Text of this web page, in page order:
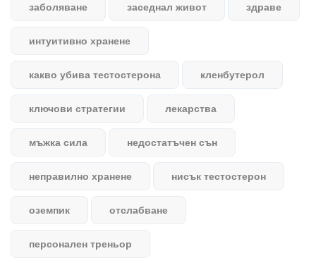
заболяване заседнал живот здраве
интуитивно хранене
какво убива тестостерона кленбутерол
ключови стратегии лекарства
мъжка сила недостатъчен сън
неправилно хранене нисък тестостерон
оземпик отслабване
персонален треньор